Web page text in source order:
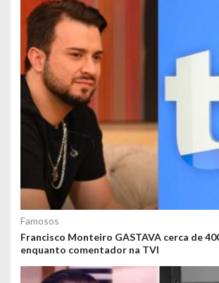
Famosos
Francisco Monteiro GASTAVA cerca de
enquanto comentador na TVI